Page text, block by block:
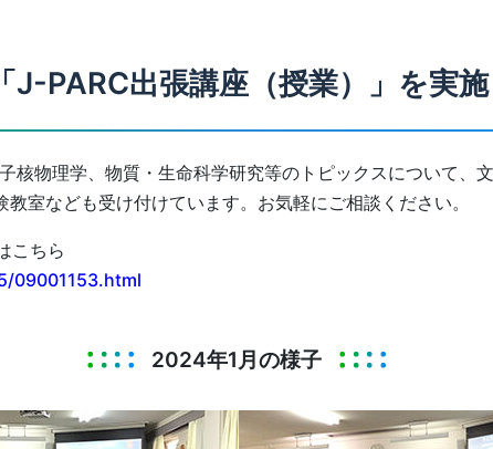
PARC出張講座（授業）」を実施
核物理学、物質・生命科学研究等のトピックスについて、
室なども受け付けています。お気軽にご相談ください。
こちら
09001153.html
2024年1月の様子